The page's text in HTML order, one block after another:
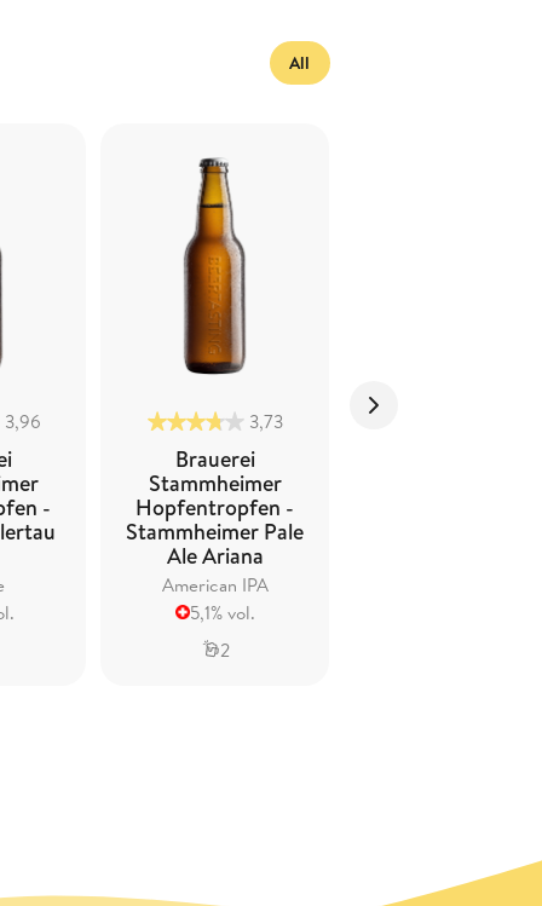
All
3,96
-
3,73
Brauerei
Stammheimer
Hopfentropfen -
Stammheimer Pale
Ale Ariana
American IPA
5,1% vol.
2